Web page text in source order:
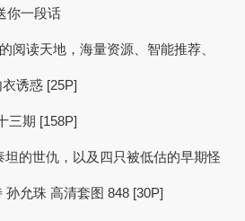
你一段话
阅读天地，海量资源、智能推荐、
诱惑 [25P]
三期 [158P]
的世仇，以及四只被低估的早期怪
孙允珠 高清套图 848 [30P]